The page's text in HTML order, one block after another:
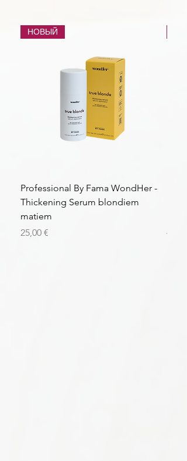
НОВЫЙ
Professional By Fama WondHer -
Thickening Serum blondiem
matiem
Цена
25,00 €
Цена
43,56